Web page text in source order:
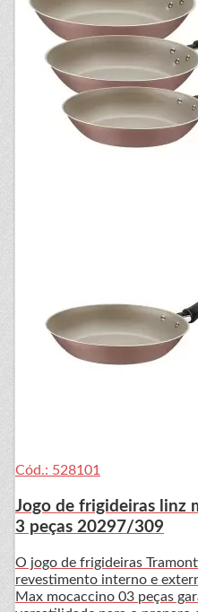
Cód.: 528101
Jogo de frigideiras linz
3 peças 20297/309
O jogo de frigideiras
revestimento interno e
Max mocaccino 03 peças